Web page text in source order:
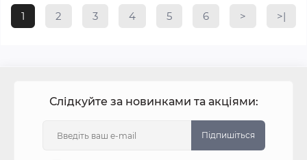
1 2 3 4 5 6 > >|
Слідкуйте за новинками та акціями:
Підпишіться